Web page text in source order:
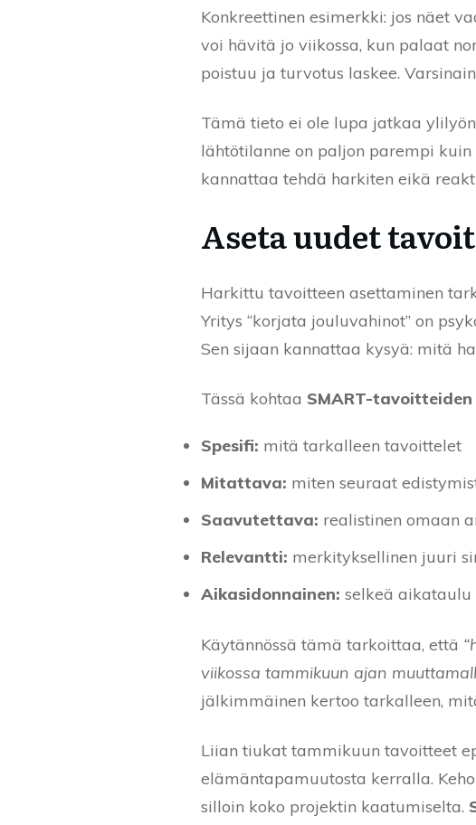
Konkreettinen esimerkki: jos näet
voi hävitä jo viikossa, kun palaat
poistuu ja turvotus laskee.
Tämä tieto ei ole lupa jatkaa
lähtötilanne on paljon parempi
kannattaa tehdä harkiten eikä
Aseta uudet
Harkittu tavoitteen asettaminen
Yritys “korjata jouluvahinot” on
Sen sijaan kannattaa kysyä: mitä
Tässä kohtaa SMART-
Spesifi: mitä tarkalleen tavoittelet
Mitattava: miten seuraat
Saavutettava: realistinen omaan
Relevantti: merkityksellinen juuri
Aikasidonnainen: selkeä aikataulu
Käytännössä tämä tarkoittaa, että
viikossa tammikuun ajan
jälkimmäinen kertoo tarkalleen,
Liian tiukat tammikuun tavoitteet
elämäntapamuutosta kerralla.
silloin koko projektin kaatumiselta.